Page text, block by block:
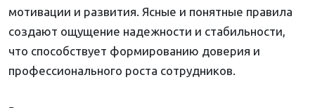
мотивации и развития. Ясные и понятные правила
создают ощущение надежности и стабильности,
что способствует формированию доверия и
профессионального роста сотрудников.